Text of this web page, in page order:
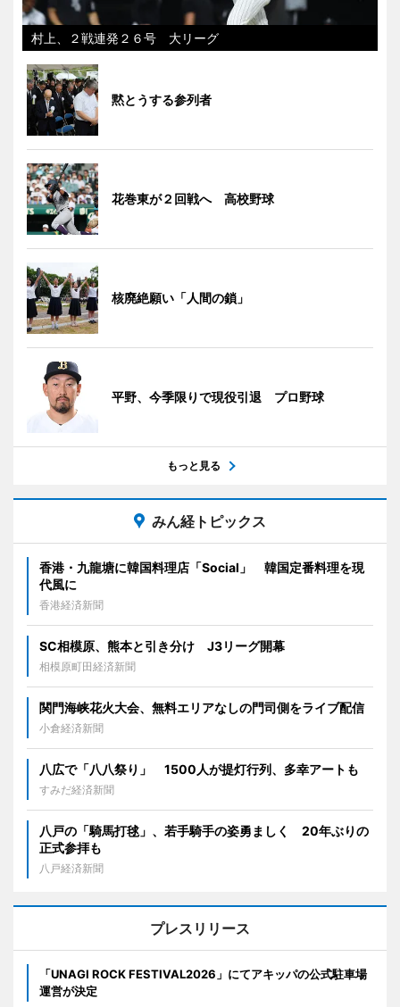
村上、２戦連発２６号 大リーグ
黙とうする参列者
花巻東が２回戦へ 高校野球
核廃絶願い「人間の鎖」
平野、今季限りで現役引退 プロ野球
もっと見る
みん経トピックス
香港・九龍塘に韓国料理店「Social」 韓国定番料理を現
代風に
香港経済新聞
SC相模原、熊本と引き分け J3リーグ開幕
相模原町田経済新聞
関門海峡花火大会、無料エリアなしの門司側をライブ配信
小倉経済新聞
八広で「八八祭り」 1500人が提灯行列、多幸アートも
すみだ経済新聞
八戸の「騎馬打毬」、若手騎手の姿勇ましく 20年ぶりの
正式参拝も
八戸経済新聞
プレスリリース
「UNAGI ROCK FESTIVAL2026」にてアキッパの公式駐車場
運営が決定